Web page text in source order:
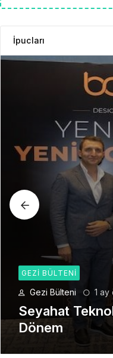
İpucları
GEZI BÜLTENI
Gezi Bülteni 1 ay
Seyahat
Dönem